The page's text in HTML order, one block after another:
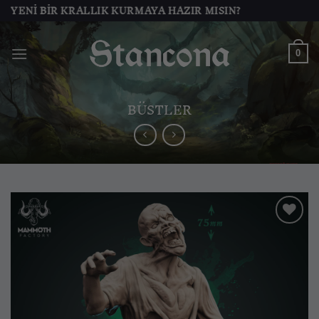
İçeriğe
atla
BIR KRALLIK KURMAYA HAZIR MISIN?
0
BÜSTLER